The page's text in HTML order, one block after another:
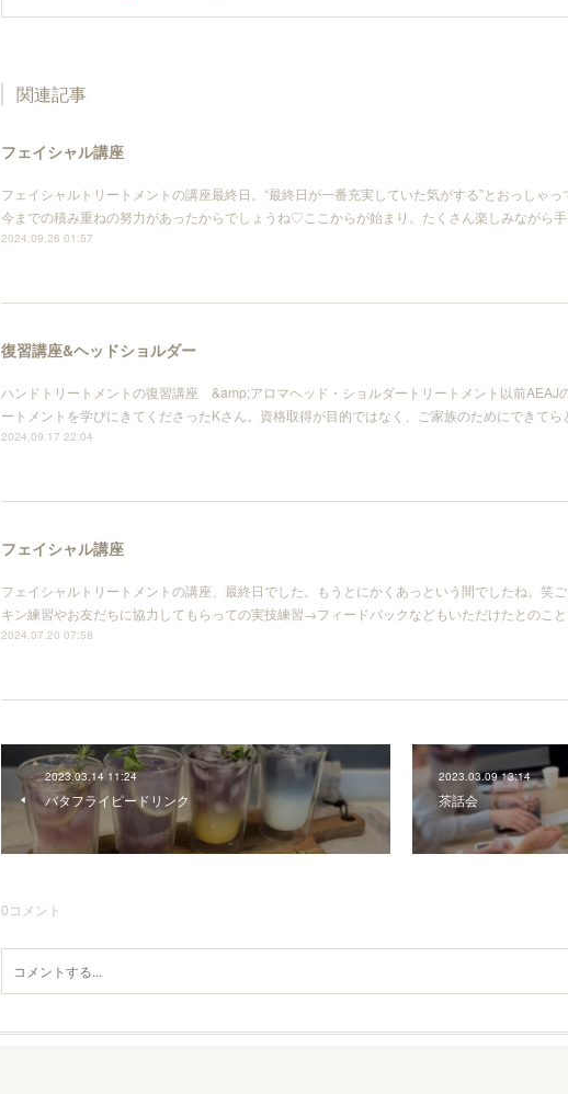
関連記事
フェイシャル講座
フェイシャルトリートメントの講座最終日。“最終日が一番充実していた気がする”とおっしゃっ
今までの積み重ねの努力があったからでしょうね♡ここからが始まり。たくさん楽しみながら手
2024.09.26 01:57
復習講座&ヘッドショルダー
ハンドトリートメントの復習講座 &amp;アロマヘッド・ショルダートリートメント以前AEAJ
ートメントを学びにきてくださったKさん。資格取得が目的ではなく、ご家族のためにできてら
2024.09.17 22:04
フェイシャル講座
フェイシャルトリートメントの講座、最終日でした。もうとにかくあっという間でしたね。笑
キン練習やお友だちに協力してもらっての実技練習→フィードバックなどもいただけたとのこと
2024.07.20 07:58
2023.03.14 11:24
バタフライピードリンク
2023.03.09 13:14
茶話会
0コメント